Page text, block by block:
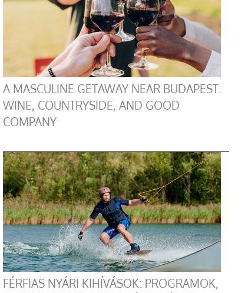
A MASCULINE GETAWAY NEAR BUDAPEST:
WINE, COUNTRYSIDE, AND GOOD
COMPANY
FÉRFIAS NYÁRI KIHÍVÁSOK: PROGRAMOK,